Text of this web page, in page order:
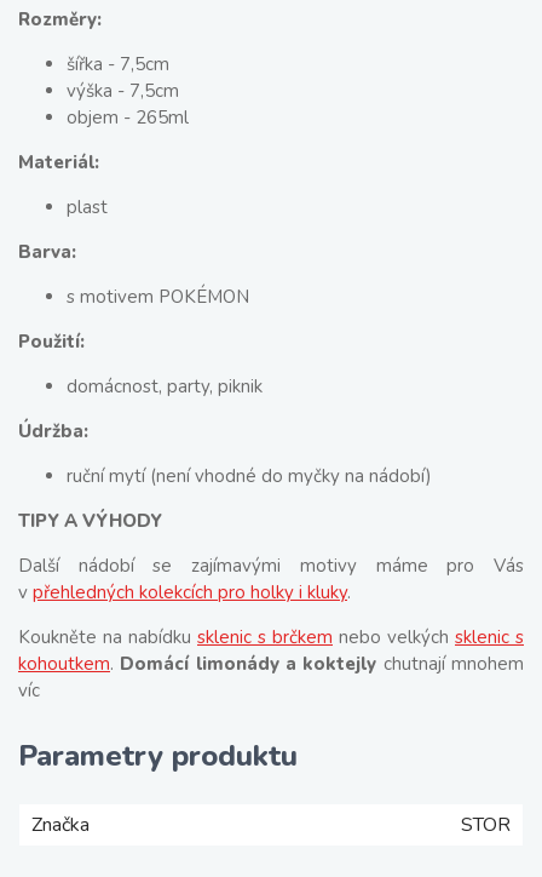
Rozměry:
šířka - 7,5cm
výška - 7,5cm
objem - 265ml
Materiál:
plast
Barva:
s motivem POKÉMON
Použití:
domácnost, party, piknik
Údržba:
ruční mytí (není vhodné do myčky na nádobí)
TIPY A VÝHODY
Další nádobí se zajímavými motivy máme pro Vás
v přehledných kolekcích pro holky i kluky.
Koukněte na nabídku sklenic s brčkem nebo velkých sklenic s
kohoutkem. Domácí limonády a koktejly chutnají mnohem
víc
Parametry produktu
Značka STOR